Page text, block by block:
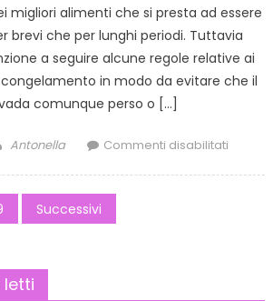
migliori alimenti che si presta ad essere
brevi che per lunghi periodi. Tuttavia
a seguire alcune regole relative ai
in modo da evitare che il
comunque perso o […]
Author
Antonella Commenti disabilitatisu
Successivi
letti